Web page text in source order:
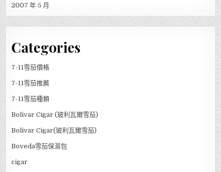
2007 年 5 月
Categories
7-11雪茄價格
7-11雪茄推薦
7-11雪茄種類
Bolivar Cigar (玻利瓦爾雪茄)
Bolivar Cigar(玻利瓦爾雪茄)
Boveda雪茄保濕包
cigar